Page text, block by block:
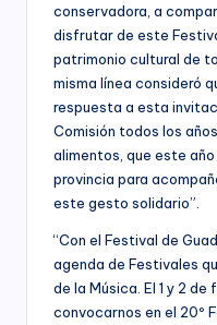
conservadora, a
disfrutar de este
patrimonio cultural de
misma línea consideró
respuesta a esta
Comisión todos los
alimentos, que este
provincia para
este gesto solidario”.
“Con el Festival de
agenda de Festivales
de la Música. El 1 y 2
convocarnos en el 20º